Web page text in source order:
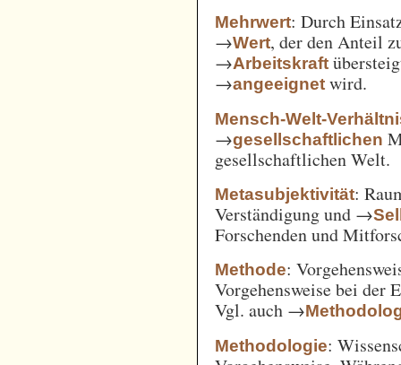
Mehrwert: Durch
→Wert, der den Anteil
→Arbeitskraft
→angeeignet wird.
Mensch-Welt-
→gesellschaftlichen
gesellschaftlichen Welt.
Metasubjektivität:
Verständigung und →
Forschenden und
Methode:
Vorgehensweise bei der
Vgl. auch →
Methodologie: